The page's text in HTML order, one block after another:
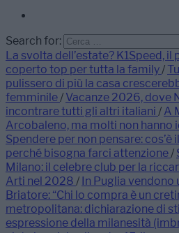
Search for:
La svolta dell’estate? K1Speed,
coperto top per tutta la family/
pulissero di più la casa
femminile/ Vacanze 2026, dove
incontrare tutti gli altri italiani / A
Arcobaleno, ma molti non hanno
Spendere per non pensare: cos’è
perché bisogna farci attenzione/
Milano: il celebre club per la
Arti nel 2028 / In Puglia vendono
Briatore: “Chi lo compra è un
metropolitana: dichiarazione di
espressione della milanesità